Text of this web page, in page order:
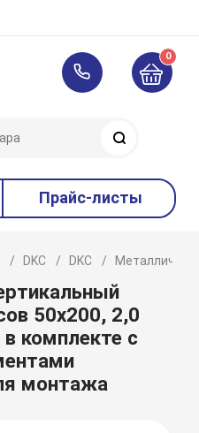
0
Прайс-листы
DKC DKC
50х200, 2,0
комплекте с
монтажа